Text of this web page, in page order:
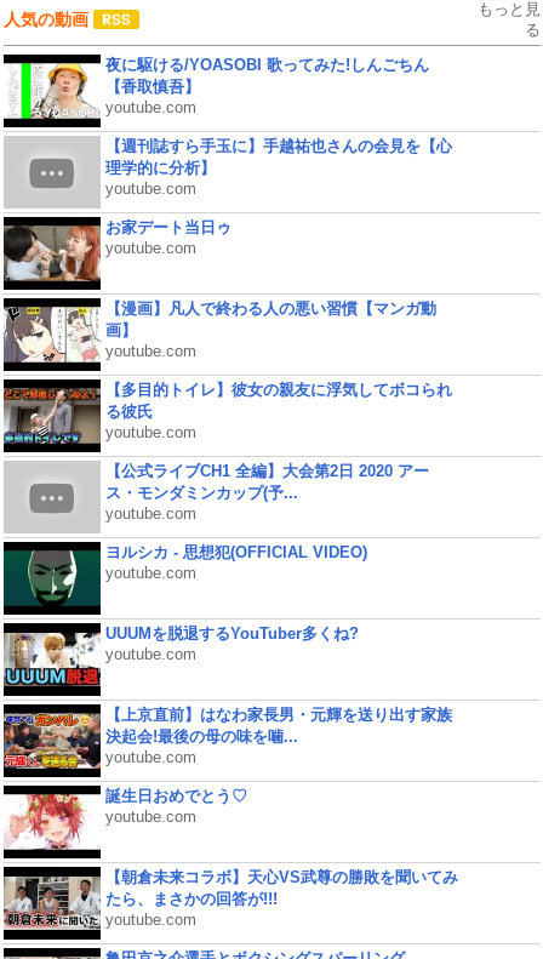
人気の動画
もっと見
る
夜に駆ける/YOASOBI 歌ってみた!しんごちん
【香取慎吾】
youtube.com
【週刊誌すら手玉に】手越祐也さんの会見を【心
理学的に分析】
youtube.com
お家デート当日ゥ
youtube.com
【漫画】凡人で終わる人の悪い習慣【マンガ動
画】
youtube.com
【多目的トイレ】彼女の親友に浮気してボコられ
る彼氏
youtube.com
【公式ライブCH1 全編】大会第2日 2020 アー
ス・モンダミンカップ(予...
youtube.com
ヨルシカ - 思想犯(OFFICIAL VIDEO)
youtube.com
UUUMを脱退するYouTuber多くね?
youtube.com
【上京直前】はなわ家長男・元輝を送り出す家族
決起会!最後の母の味を噛...
youtube.com
誕生日おめでとう♡
youtube.com
【朝倉未来コラボ】天心VS武尊の勝敗を聞いてみ
たら、まさかの回答が!!!
youtube.com